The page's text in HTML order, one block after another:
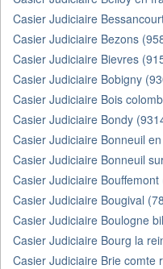
Casier Judiciaire
Casier Judiciaire Bezons
Casier Judiciaire Bievres
Casier Judiciaire Bobigny
Casier Judiciaire Bois
Casier Judiciaire Bondy
Casier Judiciaire Bonneuil
Casier Judiciaire Bonneuil
Casier Judiciaire Bouffemont
Casier Judiciaire Bougival
Casier Judiciaire Boulogne
Casier Judiciaire Bourg la
Casier Judiciaire Brie comte